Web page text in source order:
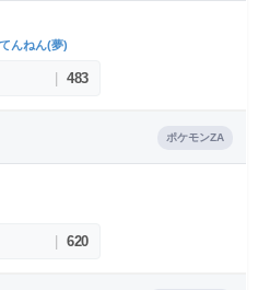
てんねん(夢)
483
ポケモンZA
620